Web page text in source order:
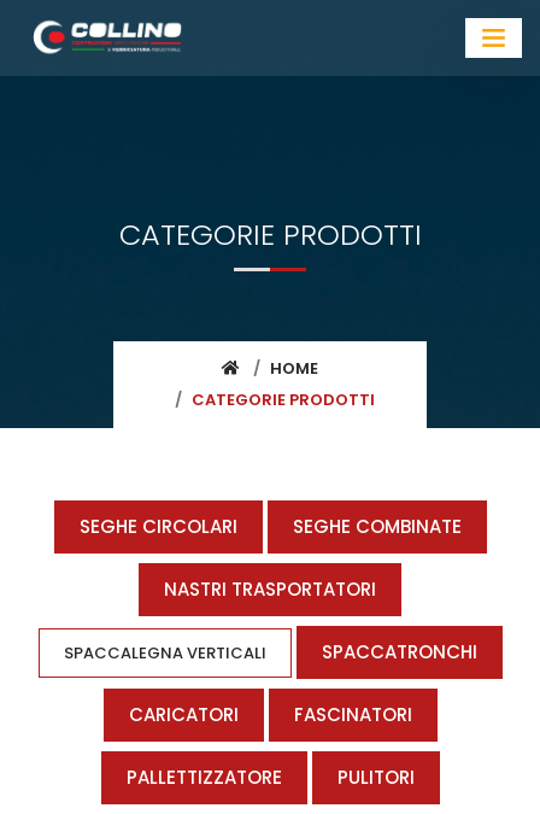
CATEGORIE PRODOTTI
HOME
CATEGORIE PRODOTTI
SEGHE CIRCOLARI SEGHE COMBINATE
NASTRI TRASPORTATORI
SPACCALEGNA VERTICALI SPACCATRONCHI
CARICATORI FASCINATORI
PALLETTIZZATORE PULITORI